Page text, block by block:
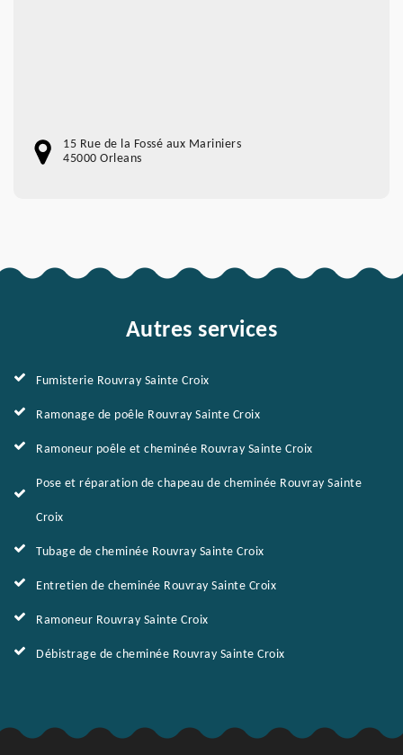
15 Rue de la Fossé aux Mariniers
45000 Orleans
Autres services
Fumisterie Rouvray Sainte Croix
Ramonage de poêle Rouvray Sainte Croix
Ramoneur poêle et cheminée Rouvray Sainte Croix
Pose et réparation de chapeau de cheminée Rouvray Sainte
Croix
Tubage de cheminée Rouvray Sainte Croix
Entretien de cheminée Rouvray Sainte Croix
Ramoneur Rouvray Sainte Croix
Débistrage de cheminée Rouvray Sainte Croix